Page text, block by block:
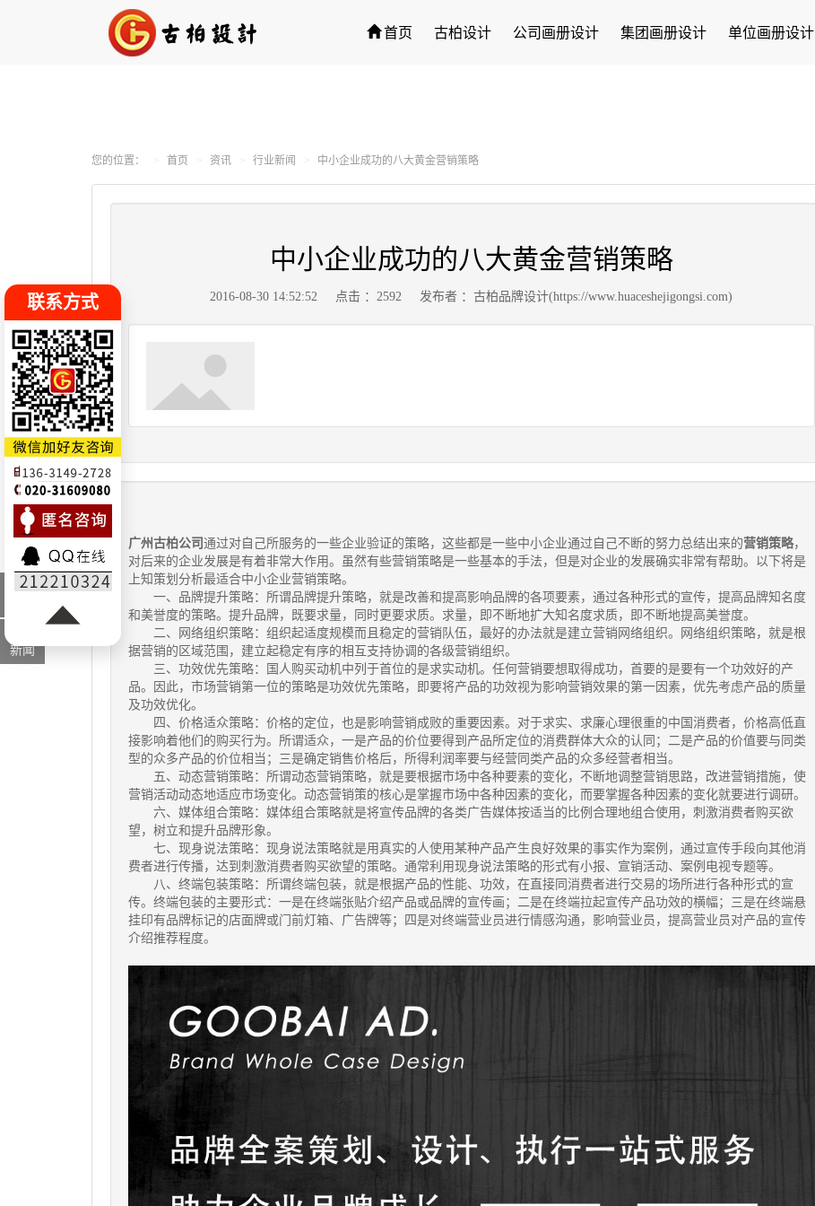
首页 古柏设计 公司画册设计 集团画册设计 单位画册设计
您的位置： 首页 资讯 行业新闻 中小企业成功的八大黄金营销策略
中小企业成功的八大黄金营销策略
2016-08-30 14:52:52 点击 ：2592 发布者 ：古柏品牌设计(https://www.huaceshejigongsi.com)
广州古柏公司 通过对自己所服务的一些企业验证的策略，这些都是一些中小企业通过自己不断的努力总结出来的营销策略，
对后来的企业发展是有着非常大作用。虽然有些营销策略是一些基本的手法，但是对企业的发展确实非常有帮助。以下将是
上知策划分析最适合中小企业营销策略。
一、品牌提升策略：所谓品牌提升策略，就是改善和提高影响品牌的各项要素，通过各种形式的宣传，提高品牌知名度
和美誉度的策略。提升品牌，既要求量，同时更要求质。求量，即不断地扩大知名度求质，即不断地提高美誉度。
二、网络组织策略：组织起适度规模而且稳定的营销队伍，最好的办法就是建立营销网络组织。网络组织策略，就是根
据营销的区域范围，建立起稳定有序的相互支持协调的各级营销组织。
三、功效优先策略：国人购买动机中列于首位的是求实动机。任何营销要想取得成功，首要的是要有一个功效好的产
品。因此，市场营销第一位的策略是功效优先策略，即要将产品的功效视为影响营销效果的第一因素，优先考虑产品的质量
及功效优化。
四、价格适众策略：价格的定位，也是影响营销成败的重要因素。对于求实、求廉心理很重的中国消费者，价格高低直
接影响着他们的购买行为。所谓适众，一是产品的价位要得到产品所定位的消费群体大众的认同；二是产品的价值要与同类
型的众多产品的价位相当；三是确定销售价格后，所得利润率要与经营同类产品的众多经营者相当。
五、动态营销策略：所谓动态营销策略，就是要根据市场中各种要素的变化，不断地调整营销思路，改进营销措施，使
营销活动动态地适应市场变化。动态营销策的核心是掌握市场中各种因素的变化，而要掌握各种因素的变化就要进行调研。
六、媒体组合策略：媒体组合策略就是将宣传品牌的各类广告媒体按适当的比例合理地组合使用，刺激消费者购买欲
望，树立和提升品牌形象。
七、现身说法策略：现身说法策略就是用真实的人使用某种产品产生良好效果的事实作为案例，通过宣传手段向其他消
费者进行传播，达到刺激消费者购买欲望的策略。通常利用现身说法策略的形式有小报、宣销活动、案例电视专题等。
八、终端包装策略：所谓终端包装，就是根据产品的性能、功效，在直接同消费者进行交易的场所进行各种形式的宣
传。终端包装的主要形式：一是在终端张贴介绍产品或品牌的宣传画；二是在终端拉起宣传产品功效的横幅；三是在终端悬
挂印有品牌标记的店面牌或门前灯箱、广告牌等；四是对终端营业员进行情感沟通，影响营业员，提高营业员对产品的宣传
介绍推荐程度。
联系方式
最新
新闻